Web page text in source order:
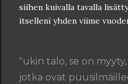
siihen kuivalla tavalla
itselleni yhden viime
"ukin talo, se on
jotka ovat